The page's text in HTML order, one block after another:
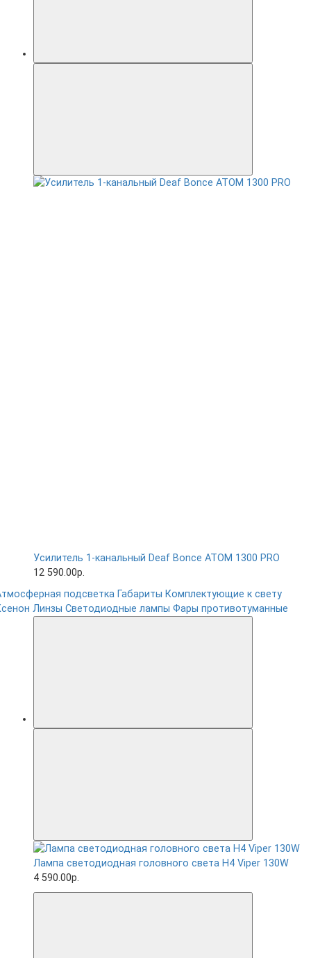
Усилитель 1-канальный Deaf Bonce ATOM 1300 PRO
12 590.00р.
подсветка Габариты Комплектующие к свету
Линзы Светодиодные лампы Фары противотуманные
Лампа светодиодная головного света H4 Viper 130W
4 590.00р.